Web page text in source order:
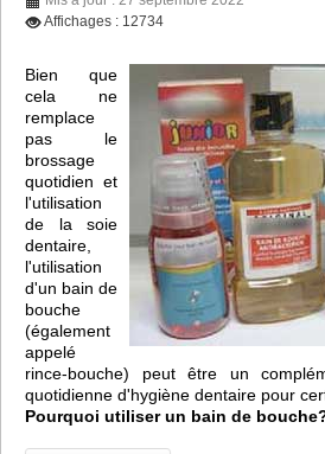
Affichages : 12734
Bien que
cela ne
remplace
pas le
brossage
quotidien et
l'utilisation
de la soie
dentaire,
l'utilisation
d'un bain de
bouche
(également
appelé
rince-bouche) peut être un
quotidienne d'hygiène dentaire pour
Pourquoi utiliser un bain de